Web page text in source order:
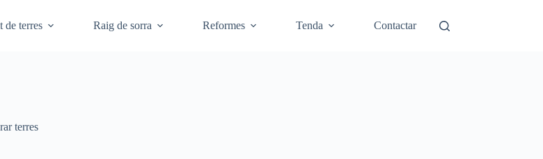
de terres
Raig de sorra Reformes Tenda Contactar
terres